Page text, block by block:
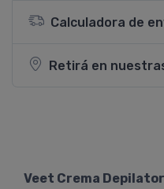
Calculadora de
Retirá en
Veet Crema